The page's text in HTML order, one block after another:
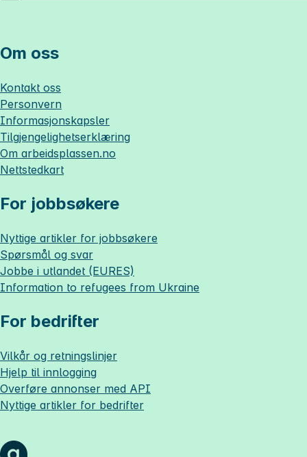
Om oss
Kontakt oss
Personvern
Informasjonskapsler
Tilgjengelighetserklæring
Om arbeidsplassen.no
Nettstedkart
For jobbsøkere
Nyttige artikler for jobbsøkere
Spørsmål og svar
Jobbe i utlandet (EURES)
Information to refugees from Ukraine
For bedrifter
Vilkår og retningslinjer
Hjelp til innlogging
Overføre annonser med API
Nyttige artikler for bedrifter